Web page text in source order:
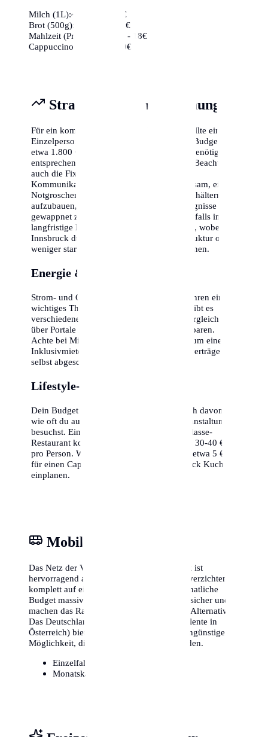
Milch (1L):~1,10€ - 1,40€
Brot (500g):
~2,50€ - 4,00€
Mahlzeit (Preiswert):
~12€ - 18€
Cappuccino:
~3,50€ - 5,00€
Strategische Finanzplanung
Für ein komfortables Leben in Innsbruck sollte eine
Einzelperson mit einem monatlichen Netto-Budget von
etwa 1.800 € bis 2.500 € planen. Familien benötigen
entsprechend mehr (ca. 3.500 € - 5.000 €). Beachte
auch die Fixkosten für Versicherungen und
Kommunikation (Internet/Handy). Es ist ratsam, einen
Notgroschen von mindestens drei Monatsgehältern
aufzubauen, um für unvorhergesehene Ereignisse
gewappnet zu sein. Die Inflation sollte ebenfalls in die
langfristige Kalkulation einbezogen werden, wobei
Innsbruck durch seine stabile Wirtschaftsstruktur oft
weniger stark betroffen ist als andere Regionen.
Energie & Nebenkosten
Strom- und Gaspreise sind in den letzten Jahren ein
wichtiges Thema geworden. In Innsbruck gibt es
verschiedene Anbieter, ein regelmäßiger Vergleich
über Portale kann hunderte Euro pro Jahr sparen.
Achte bei Mietverträgen darauf, ob es sich um eine
Inklusivmiete handelt oder ob alle Energieverträge
selbst abgeschlossen werden müssen.
Lifestyle-Optionen
Dein Budget in Innsbruck hängt maßgeblich davon ab,
wie oft du auswärts isst oder kulturelle Veranstaltungen
besuchst. Ein Abendessen in einem Mittelklasse-
Restaurant kostet inklusive Getränken etwa 30-40 €
pro Person. Wer gerne in Cafés geht, sollte etwa 5 €
für einen Cappuccino und 6-8 € für ein Stück Kuchen
einplanen.
Mobilität & ÖPNV
Das Netz der Verkehrsbetriebe in Innsbruck ist
hervorragend ausgebaut. Viele Einwohner verzichten
komplett auf ein eigenes Auto, was das monatliche
Budget massiv entlastet. Fahrradwege sind sicher und
machen das Radfahren zu einer attraktiven Alternative.
Das Deutschlandticket (oder lokale Äquivalente in
Österreich) bietet zudem eine extrem kostengünstige
Möglichkeit, die gesamte Region zu erkunden.
Einzelfahrschein:
Monatskarte / Abo: